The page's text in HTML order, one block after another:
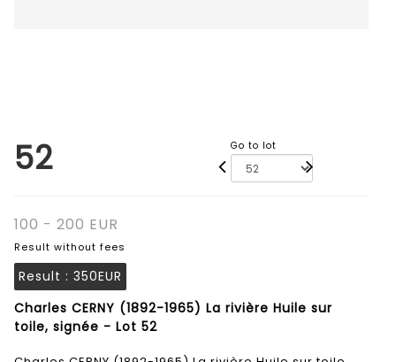
52 Go to lot
100 - 200 EUR
Result without fees
Result : 350EUR
Charles CERNY (1892-1965) La rivière Huile sur
toile, signée - Lot 52